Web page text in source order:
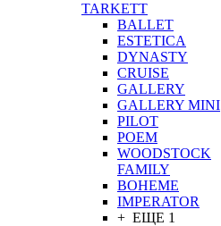
TARKETT
BALLET
ESTETICA
DYNASTY
CRUISE
GALLERY
GALLERY MINI
PILOT
POEM
WOODSTOCK
FAMILY
BOHEME
IMPERATOR
+ ЕЩЕ 1